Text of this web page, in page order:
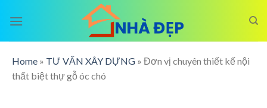
Home » TƯ VẤN XÂY DỰNG » Đơn vị chuyên thiết kế nội
thất biệt thự gỗ óc chó